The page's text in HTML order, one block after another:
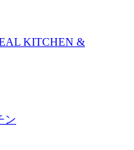
KITCHEN &
ン